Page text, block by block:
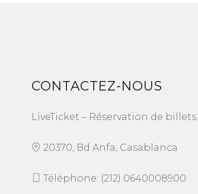
CONTACTEZ-NOUS
LiveTicket – Réservation de billets.
20370, Bd Anfa, Casablanca
Téléphone: (212) 0640008900